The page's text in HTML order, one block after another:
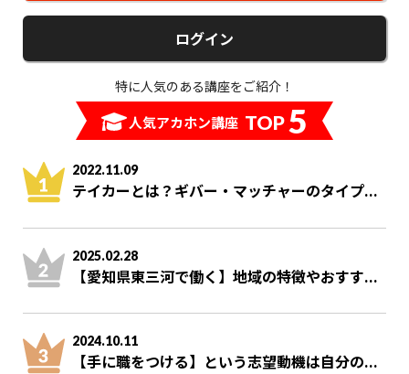
ログイン
特に人気のある講座をご紹介！
人気アカホン講座 TOP5
2022.11.09
テイカーとは？ギバー・マッチャーのタイプ...
2025.02.28
【愛知県東三河で働く】地域の特徴やおすす...
2024.10.11
【手に職をつける】という志望動機は自分の...